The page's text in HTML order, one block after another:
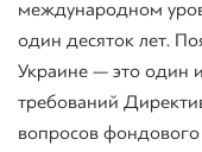
международном
один десяток лет.
Украине — это один
требований
вопросов